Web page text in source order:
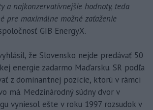
a najkonzervatívnejšie hodnoty, teda
pre maximálne možné zaťaženie
GIB EnergyX.
že Slovensko nejde predávať 50
energie zadarmo Maďarsku. SR podľa
z dominantnej pozície, ktorú v rámci
má. Medzinárodný súdny dvor v
vyniesol ešte v roku 1997 rozsudok v